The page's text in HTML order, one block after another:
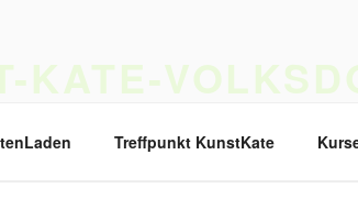
KATE-
Treffpunkt KunstKate